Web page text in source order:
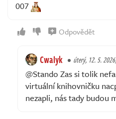
007
Odpovědět
Cwalyk úterý, 12. 5.
@Stando Zas si tolik
virtuální knihovničku
nezapli, nás tady budou